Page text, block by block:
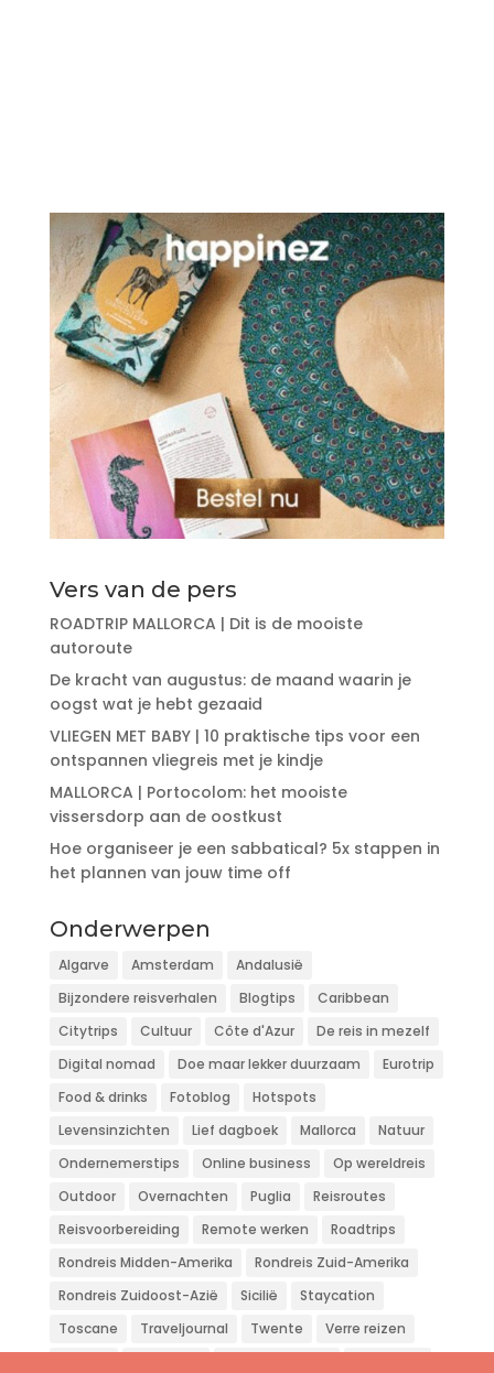
Vers van de pers
ROADTRIP MALLORCA | Dit is de mooiste
autoroute
De kracht van augustus: de maand waarin je
oogst wat je hebt gezaaid
VLIEGEN MET BABY | 10 praktische tips voor een
ontspannen vliegreis met je kindje
MALLORCA | Portocolom: het mooiste
vissersdorp aan de oostkust
Hoe organiseer je een sabbatical? 5x stappen in
het plannen van jouw time off
Onderwerpen
Algarve Amsterdam
Andalusië
Bijzondere reisverhalen
Blogtips
Caribbean
Citytrips
Cultuur Côte d'Azur
De reis in mezelf
Digital nomad
Doe maar lekker duurzaam
Eurotrip
Food & drinks
Fotoblog
Hotspots
Levensinzichten
Lief dagboek Mallorca
Natuur
Ondernemerstips
Online business
Op wereldreis
Outdoor
Overnachten Puglia
Reisroutes
Reisvoorbereiding
Remote werken
Roadtrips
Rondreis Midden-Amerika
Rondreis Zuid-Amerika
Rondreis Zuidoost-Azië
Sicilië
Staycation
Toscane
Traveljournal Twente
Verre reizen